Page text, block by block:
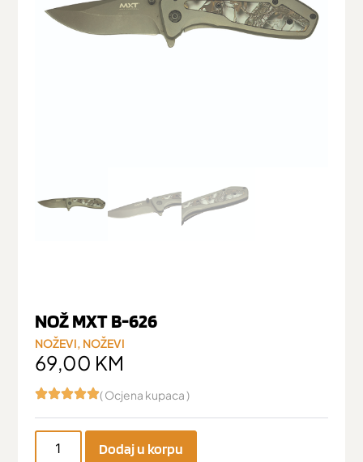
NOŽ MXT B-626
NOŽEVI, NOŽEVI
69,00 KM
( Ocjena kupaca )
Dodaj u korpu